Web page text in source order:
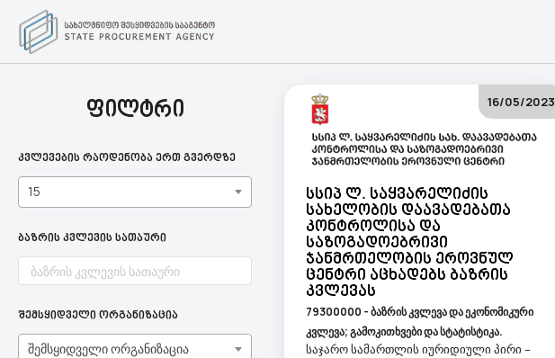
ფილტრი
კვლევების რაოდენობა ერთ გვერდზე
15
ბაზრის კვლევის სათაური
შემსყიდველი ორგანიზაცია
შემსყიდველი ორგანიზაცია
Სსიპ Ლ. Საყვარელიძის
Სახელობის Დაავადებათა
Კონტროლისა Და
Საზოგადოებრივი
Ჯანმრთელობის Ეროვნულ
Ცენტრი Აცხადებს Ბაზრის
Კვლევას
79300000 - ბაზრის კვლევა და ეკონომიკური
კვლევა; გამოკითხვები და სტატისტიკა.
16/05/2023
საჯარო სამართლის იურიდიული პირი –